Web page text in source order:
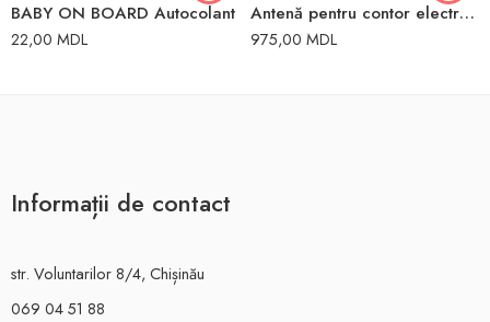
BABY ON BOARD Autocolant
22,00 MDL
Antenă pentru contor electronic 2,5m
975,00 MDL
Informații de contact
str. Voluntarilor 8/4, Chișinău
069 04 51 88